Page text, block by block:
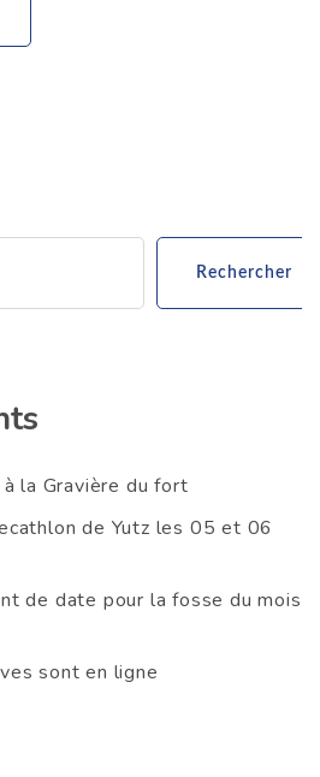
Rechercher
la Gravière du fort
de Yutz les 05 et 06
de date pour la fosse du mois
sont en ligne